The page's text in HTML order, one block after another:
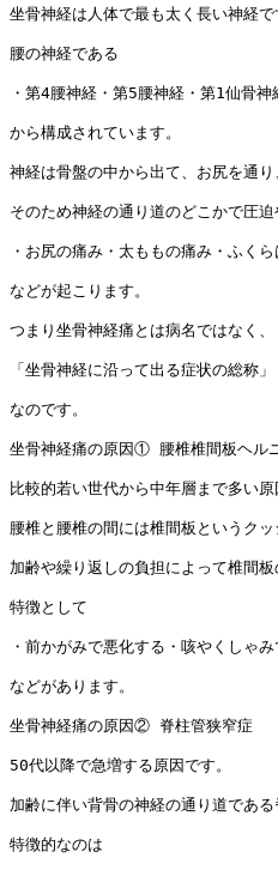
坐骨神経は人体で最も太く長い神経で
腰の神経である
・第4腰神経・第5腰神経・第1仙骨
から構成されています。
神経は骨盤の中から出て、お尻を通
そのため神経の通り道のどこかで圧迫
・お尻の痛み・太ももの痛み・ふく
などが起こります。
つまり坐骨神経痛とは病名ではなく、
「坐骨神経に沿って出る症状の総称」
なのです。
坐骨神経痛の原因① 腰椎椎間板ヘル
比較的若い世代から中年層まで多い原
腰椎と腰椎の間には椎間板というクッ
加齢や繰り返しの負担によって椎間
特徴として
・前かがみで悪化する・咳やくしゃ
などがあります。
坐骨神経痛の原因② 脊柱管狭窄症
50代以降で急増する原因です。
加齢に伴い背骨の神経の通り道であ
特徴的なのは